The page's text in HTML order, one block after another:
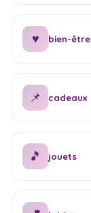
♥ bien-être
📌 cadeaux
🎵 jouets